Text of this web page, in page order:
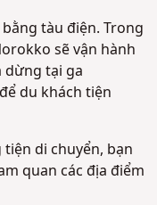
tàu điện. Trong
sẽ vận hành
dừng tại ga
du khách tiện
di chuyển, bạn
quan các địa điểm